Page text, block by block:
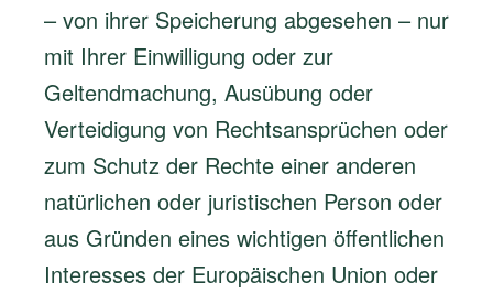
– von ihrer Speicherung abgesehen – nur
mit Ihrer Einwilligung oder zur
Geltendmachung, Ausübung oder
Verteidigung von Rechtsansprüchen oder
zum Schutz der Rechte einer anderen
natürlichen oder juristischen Person oder
aus Gründen eines wichtigen öffentlichen
Interesses der Europäischen Union oder